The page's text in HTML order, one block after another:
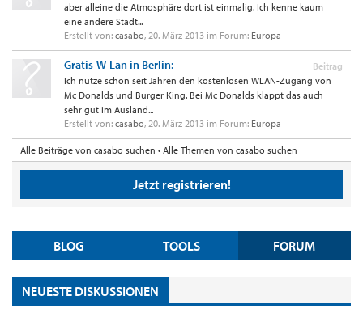
aber alleine die Atmosphäre dort ist einmalig. Ich kenne kaum
eine andere Stadt...
Erstellt von: casabo, 20. März 2013 im Forum: Europa
Beitrag
Gratis-W-Lan in Berlin:
Ich nutze schon seit Jahren den kostenlosen WLAN-Zugang von
Mc Donalds und Burger King. Bei Mc Donalds klappt das auch
sehr gut im Ausland...
Erstellt von: casabo, 20. März 2013 im Forum: Europa
Alle Beiträge von casabo suchen Alle Themen von casabo suchen
Jetzt registrieren!
BLOG TOOLS FORUM
NEUESTE DISKUSSIONEN